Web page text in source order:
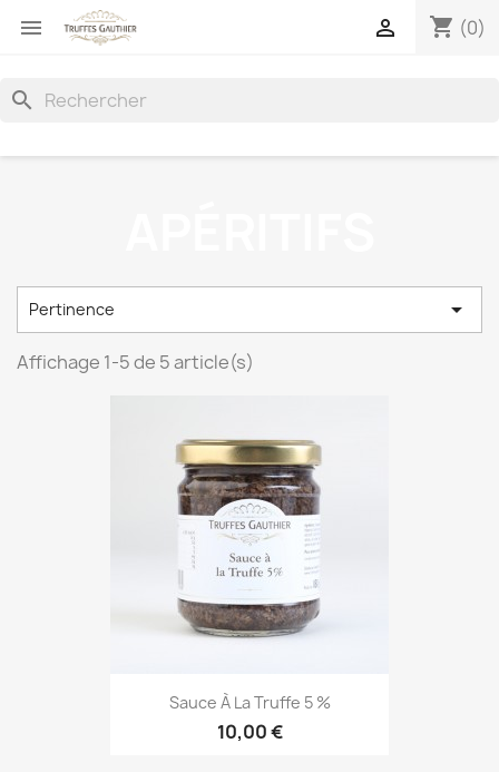
 shopping_cart (0)

search
Pertinence 
Affichage 1-5 de 5 article(s)
Sauce À La Truffe 5 %
10,00 €